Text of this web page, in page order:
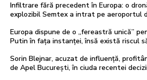
Infiltrare fără precedent în Europa: o
explozibil Semtex a intrat pe aeroportul
Europa dispune de o „fereastră unică”
Putin în fața instanței, însă există riscul
Sorin Blejnar, acuzat de influență,
de Apel București, în ciuda recentei